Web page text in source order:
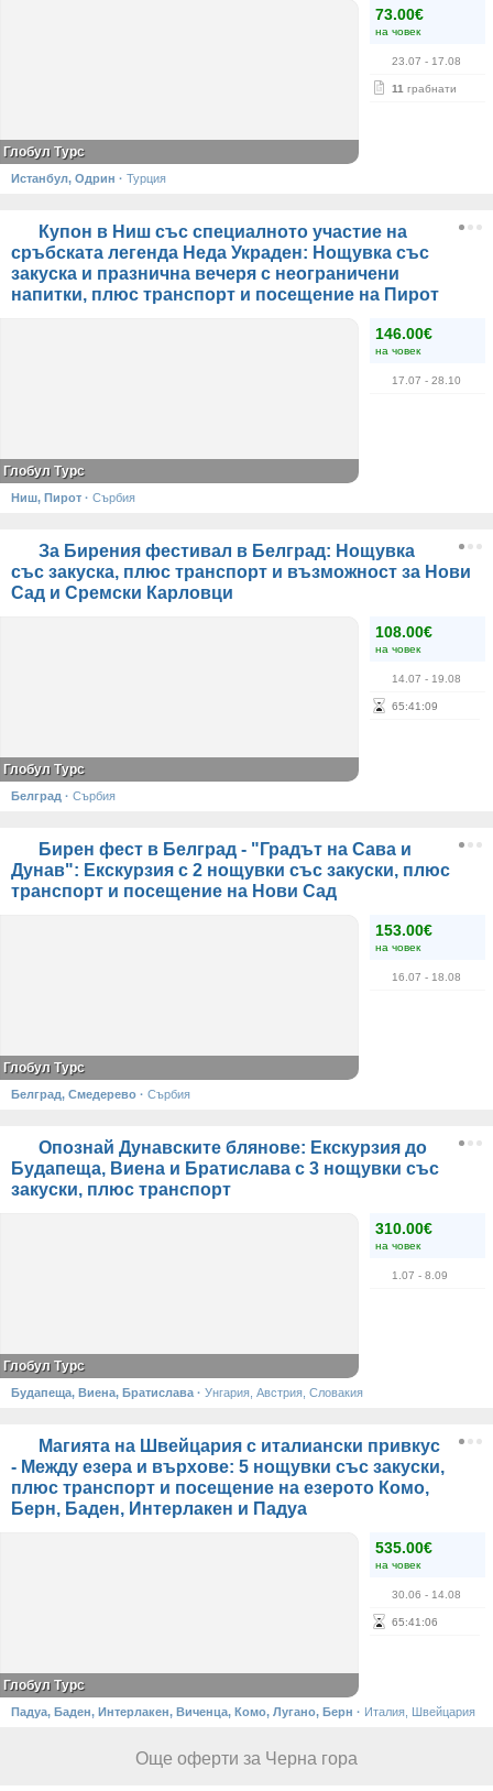
73.00€
на човек
23.07 - 17.08
11 грабнати
Глобул Турс
Истанбул, Одрин · Турция
Купон в Ниш със специалното участие на
сръбската легенда Неда Украден: Нощувка със
закуска и празнична вечеря с неограничени
напитки, плюс транспорт и посещение на Пирот
146.00€
на човек
17.07 - 28.10
Глобул Турс
Ниш, Пирот · Сърбия
За Бирения фестивал в Белград: Нощувка
със закуска, плюс транспорт и възможност за Нови
Сад и Сремски Карловци
108.00€
на човек
14.07 - 19.08
65:41 :09
Глобул Турс
Белград · Сърбия
Бирен фест в Белград - "Градът на Сава и
Дунав": Екскурзия с 2 нощувки със закуски, плюс
транспорт и посещение на Нови Сад
153.00€
на човек
16.07 - 18.08
Глобул Турс
Белград, Смедерево · Сърбия
Опознай Дунавските блянове: Екскурзия до
Будапеща, Виена и Братислава с 3 нощувки със
закуски, плюс транспорт
310.00€
на човек
1.07 - 8.09
Глобул Турс
Будапеща, Виена, Братислава · Унгария, Австрия, Словакия
Магията на Швейцария с италиански привкус
- Между езера и върхове: 5 нощувки със закуски,
плюс транспорт и посещение на езерото Комо,
Берн, Баден, Интерлакен и Падуа
535.00€
на човек
30.06 - 14.08
65:41 :06
Глобул Турс
Падуа, Баден, Интерлакен, Виченца, Комо, Лугано, Берн · Италия, Швейцария
Още оферти за Черна гора